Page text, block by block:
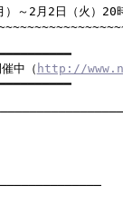
）～2月2日（火
中（ http://